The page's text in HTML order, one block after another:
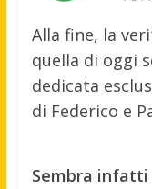
Alla fine, la
quella di oggi
dedicata
di Federico e
Sembra infatti